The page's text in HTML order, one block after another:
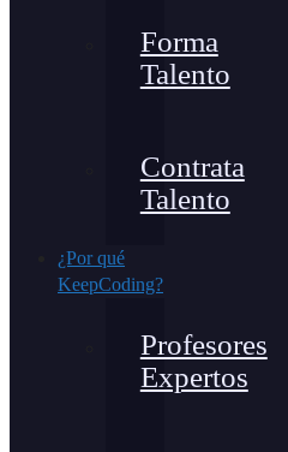
Forma
Talento
Contrata
Talento
¿Por qué
KeepCoding?
Profesores
Expertos